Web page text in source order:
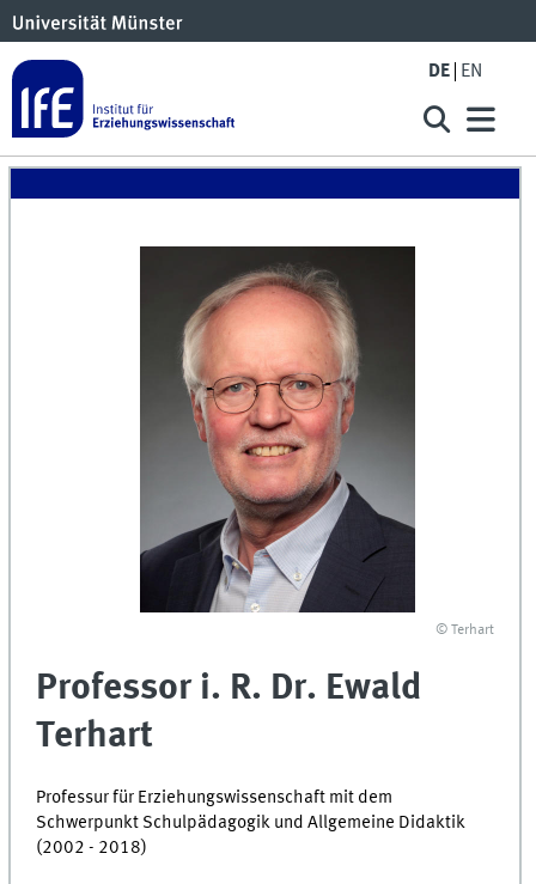
DE EN
© Terhart
Professor i. R. Dr. Ewald
Terhart
Professur für Erziehungswissenschaft mit dem
Schwerpunkt Schulpädagogik und Allgemeine Didaktik
(2002 - 2018)